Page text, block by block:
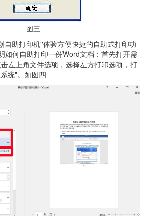
图三
自助打印机"体验方便快捷的自助式打印功
如何自助打印一份Word文档：首先打开需
左上角文件选项，选择左方打印选项，打
统"。如图四